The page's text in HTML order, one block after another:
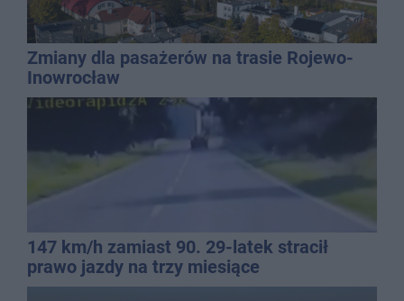
Zmiany dla pasażerów na trasie Rojewo-
Inowrocław
147 km/h zamiast 90. 29-latek stracił
prawo jazdy na trzy miesiące